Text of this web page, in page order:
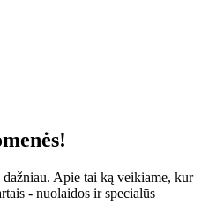
Apie tai ką veikiame, kur
- nuolaidos ir specialūs